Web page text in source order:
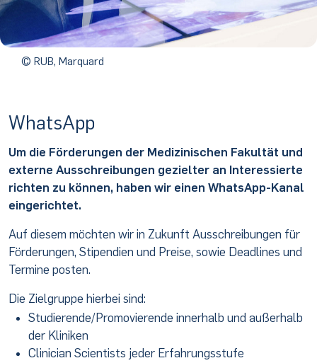
© RUB, Marquard
WhatsApp
Um die Förderungen der Medizinischen Fakultät und
externe Ausschreibungen gezielter an Interessierte
richten zu können, haben wir einen WhatsApp-Kanal
eingerichtet.
Auf diesem möchten wir in Zukunft Ausschreibungen für
Förderungen, Stipendien und Preise, sowie Deadlines und
Termine posten.
Die Zielgruppe hierbei sind:
Studierende/Promovierende innerhalb und außerhalb
der Kliniken
Clinician Scientists jeder Erfahrungsstufe